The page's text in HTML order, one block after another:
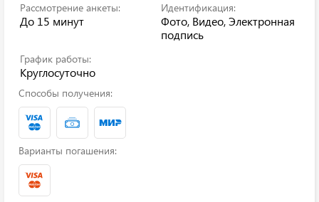
Рассмотрение анкеты:
До 15 минут
Идентификация:
Фото, Видео, Электронная
подпись
График работы:
Круглосуточно
Способы получения:
Варианты погашения: